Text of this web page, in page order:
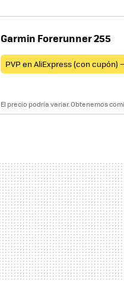
Garmin Forerunner 255
PVP en AliExpress (con cupón)
El precio podría variar. Obtenemos